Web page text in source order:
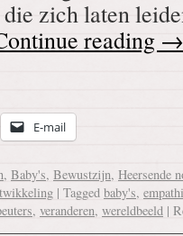
zich laten
reading →
E-mail
, Baby's, Bewustzijn, Heersende
| Tagged baby's,
, veranderen, wereldbeeld |